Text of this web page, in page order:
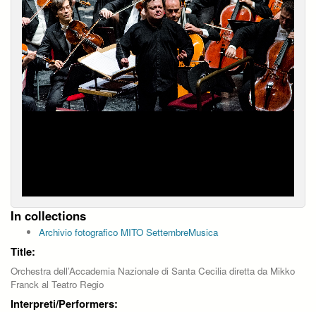
In collections
Archivio fotografico MITO SettembreMusica
Title:
Orchestra dell’Accademia Nazionale di Santa Cecilia diretta da Mikko
Franck al Teatro Regio
Interpreti/Performers: